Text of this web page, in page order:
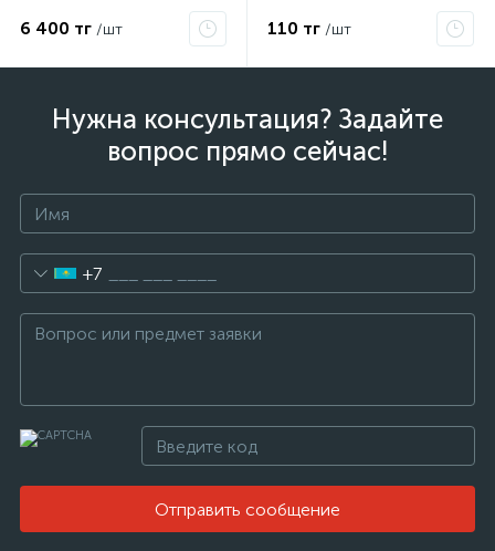
6 400 тг /шт 110 тг /шт
Нужна консультация? Задайте
вопрос прямо сейчас!
+7
Отправить сообщение